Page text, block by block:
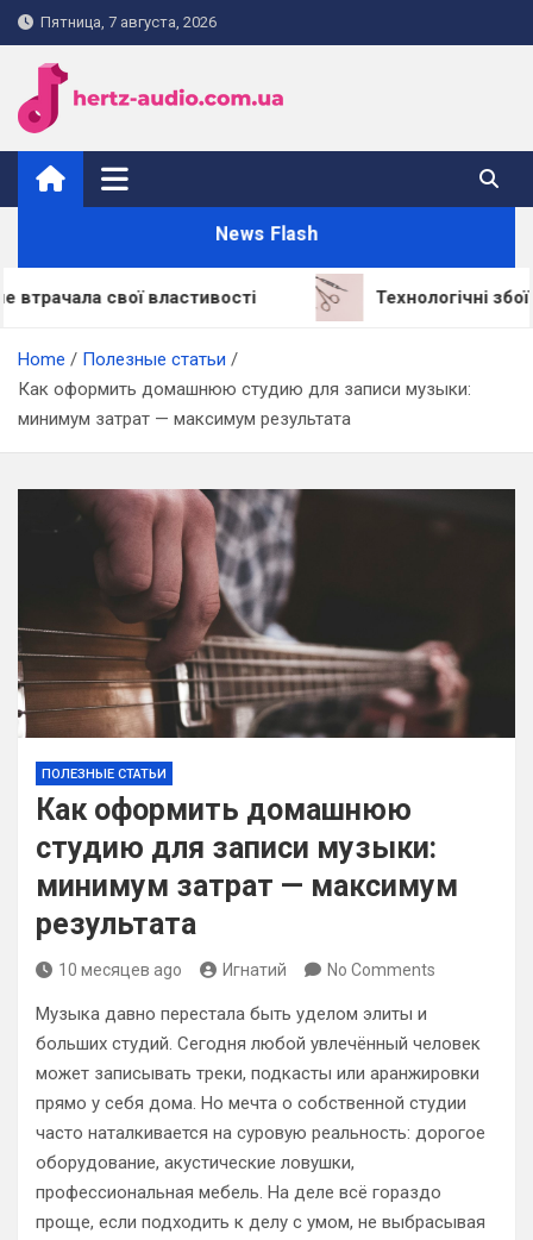
Skip
to
content
Пятница, 7 августа, 2026
hertz-audio.com.ua
News Flash
свої властивості Технологічні збої: через
Home
Полезные статьи
Как оформить домашнюю студию для записи музыки:
минимум затрат — максимум результата
ПОЛЕЗНЫЕ СТАТЬИ
Как оформить домашнюю
студию для записи музыки:
минимум затрат — максимум
результата
10 месяцев ago Игнатий No Comments
Музыка давно перестала быть уделом элиты и
больших студий. Сегодня любой увлечённый человек
может записывать треки, подкасты или аранжировки
прямо у себя дома. Но мечта о собственной студии
часто наталкивается на суровую реальность: дорогое
оборудование, акустические ловушки,
профессиональная мебель. На деле всё гораздо
проще, если подходить к делу с умом, не выбрасывая